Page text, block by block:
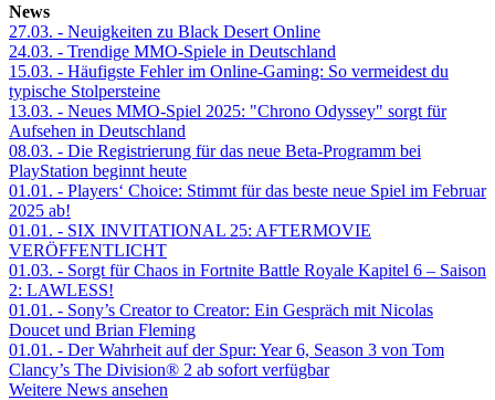
News
27.03. - Neuigkeiten zu Black Desert Online
24.03. - Trendige MMO-Spiele in Deutschland
15.03. - Häufigste Fehler im Online-Gaming: So vermeidest du
typische Stolpersteine
13.03. - Neues MMO-Spiel 2025: "Chrono Odyssey" sorgt für
Aufsehen in Deutschland
08.03. - Die Registrierung für das neue Beta-Programm bei
PlayStation beginnt heute
01.01. - Players‘ Choice: Stimmt für das beste neue Spiel im Februar
2025 ab!
01.01. - SIX INVITATIONAL 25: AFTERMOVIE
VERÖFFENTLICHT
01.03. - Sorgt für Chaos in Fortnite Battle Royale Kapitel 6 – Saison
2: LAWLESS!
01.01. - Sony’s Creator to Creator: Ein Gespräch mit Nicolas
Doucet und Brian Fleming
01.01. - Der Wahrheit auf der Spur: Year 6, Season 3 von Tom
Clancy’s The Division® 2 ab sofort verfügbar
Weitere News ansehen